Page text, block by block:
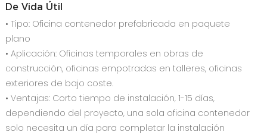
De Vida Útil
• Tipo: Oficina contenedor prefabricada en paquete
plano
• Aplicación: Oficinas temporales en obras de
construcción, oficinas empotradas en talleres, oficinas
exteriores de bajo coste.
• Ventajas: Corto tiempo de instalación, 1-15 días,
dependiendo del proyecto, una sola oficina contenedor
solo necesita un día para completar la instalación